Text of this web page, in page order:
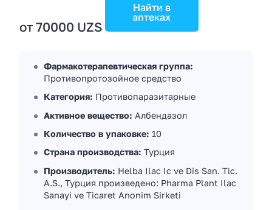
от 70000 UZS
Найти в
аптеках
Фармакотерапевтическая группа:
Противопротозойное средство
Категория: Противопаразитарные
Активное вещество: Албендазол
Количество в упаковке: 10
Страна производства: Турция
Производитель: Helba Ilac Ic ve Dis San. Tic.
A.S., Турция произведено: Pharma Plant Ilac
Sanayi ve Ticaret Anonim Sirketi